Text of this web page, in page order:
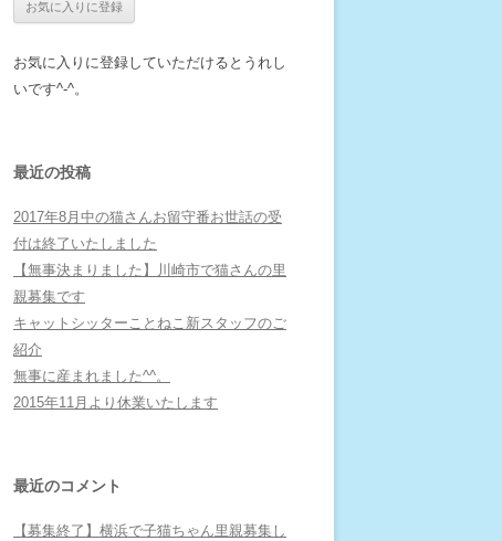
お気に入りに登録していただけるとうれし
いです^-^。
最近の投稿
2017年8月中の猫さんお留守番お世話の受
付は終了いたしました
【無事決まりました】川崎市で猫さんの里
親募集です
キャットシッターことねこ新スタッフのご
紹介
無事に産まれました^^。
2015年11月より休業いたします
最近のコメント
【募集終了】横浜で子猫ちゃん里親募集し